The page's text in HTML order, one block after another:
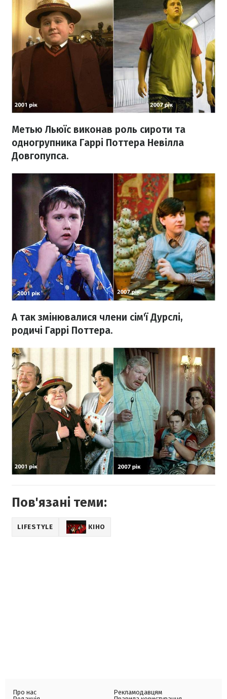
Метью Льюїс виконав роль сироти та
одногрупника Гаррі Поттера Невілла
Довгопупса.
А так змінювалися члени сім'ї Дурслі,
родичі Гаррі Поттера.
Пов'язані теми:
LIFESTYLE КІНО
Про нас
Рекламодавцям